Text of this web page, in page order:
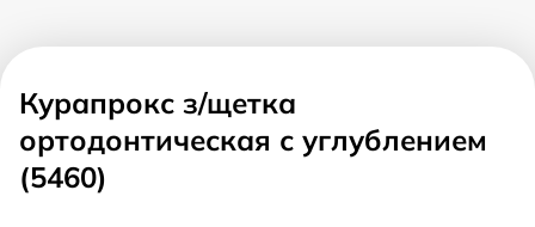
Курапрокс з/щетка
ортодонтическая с углублением
(5460)